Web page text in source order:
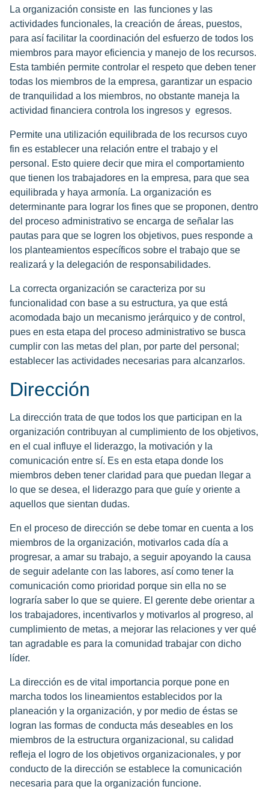
La organización consiste en las funciones y las
actividades funcionales, la creación de áreas, puestos,
para así facilitar la coordinación del esfuerzo de todos los
miembros para mayor eficiencia y manejo de los recursos.
Esta también permite controlar el respeto que deben tener
todas los miembros de la empresa, garantizar un espacio
de tranquilidad a los miembros, no obstante maneja la
actividad financiera controla los ingresos y egresos.
Permite una utilización equilibrada de los recursos cuyo
fin es establecer una relación entre el trabajo y el
personal. Esto quiere decir que mira el comportamiento
que tienen los trabajadores en la empresa, para que sea
equilibrada y haya armonía. La organización es
determinante para lograr los fines que se proponen, dentro
del proceso administrativo se encarga de señalar las
pautas para que se logren los objetivos, pues responde a
los planteamientos específicos sobre el trabajo que se
realizará y la delegación de responsabilidades.
La correcta organización se caracteriza por su
funcionalidad con base a su estructura, ya que está
acomodada bajo un mecanismo jerárquico y de control,
pues en esta etapa del proceso administrativo se busca
cumplir con las metas del plan, por parte del personal;
establecer las actividades necesarias para alcanzarlos.
Dirección
La dirección trata de que todos los que participan en la
organización contribuyan al cumplimiento de los objetivos,
en el cual influye el liderazgo, la motivación y la
comunicación entre sí. Es en esta etapa donde los
miembros deben tener claridad para que puedan llegar a
lo que se desea, el liderazgo para que guíe y oriente a
aquellos que sientan dudas.
En el proceso de dirección se debe tomar en cuenta a los
miembros de la organización, motivarlos cada día a
progresar, a amar su trabajo, a seguir apoyando la causa
de seguir adelante con las labores, así como tener la
comunicación como prioridad porque sin ella no se
lograría saber lo que se quiere. El gerente debe orientar a
los trabajadores, incentivarlos y motivarlos al progreso, al
cumplimiento de metas, a mejorar las relaciones y ver qué
tan agradable es para la comunidad trabajar con dicho
líder.
La dirección es de vital importancia porque pone en
marcha todos los lineamientos establecidos por la
planeación y la organización, y por medio de éstas se
logran las formas de conducta más deseables en los
miembros de la estructura organizacional, su calidad
refleja el logro de los objetivos organizacionales, y por
conducto de la dirección se establece la comunicación
necesaria para que la organización funcione.